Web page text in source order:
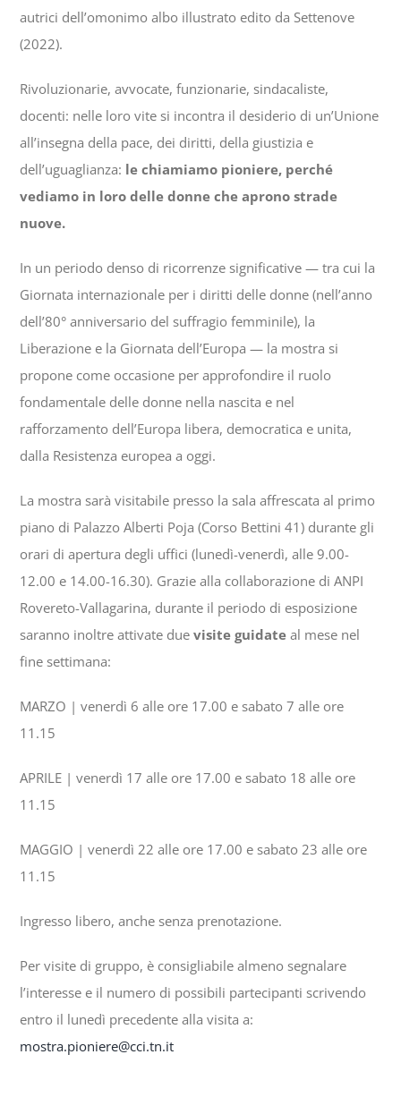
autrici dell’omonimo albo illustrato edito da Settenove
(2022).
Rivoluzionarie, avvocate, funzionarie, sindacaliste,
docenti: nelle loro vite si incontra il desiderio di un’Unione
all’insegna della pace, dei diritti, della giustizia e
dell’uguaglianza: le chiamiamo pioniere, perché
vediamo in loro delle donne che aprono strade
nuove.
In un periodo denso di ricorrenze significative — tra cui la
Giornata internazionale per i diritti delle donne (nell’anno
dell’80° anniversario del suffragio femminile), la
Liberazione e la Giornata dell’Europa — la mostra si
propone come occasione per approfondire il ruolo
fondamentale delle donne nella nascita e nel
rafforzamento dell’Europa libera, democratica e unita,
dalla Resistenza europea a oggi.
La mostra sarà visitabile presso la sala affrescata al primo
piano di Palazzo Alberti Poja (Corso Bettini 41) durante gli
orari di apertura degli uffici (lunedì-venerdì, alle 9.00-
12.00 e 14.00-16.30). Grazie alla collaborazione di ANPI
Rovereto-Vallagarina, durante il periodo di esposizione
saranno inoltre attivate duevisite guidate al mese nel
fine settimana:
MARZO | venerdì 6 alle ore 17.00 e sabato 7 alle ore
11.15
APRILE | venerdì 17 alle ore 17.00 e sabato 18 alle ore
11.15
MAGGIO | venerdì 22 alle ore 17.00 e sabato 23 alle ore
11.15
Ingresso libero, anche senza prenotazione.
Per visite di gruppo, è consigliabile almeno segnalare
l’interesse e il numero di possibili partecipanti scrivendo
entro il lunedì precedente alla visita a:
mostra.pioniere@cci.tn.it